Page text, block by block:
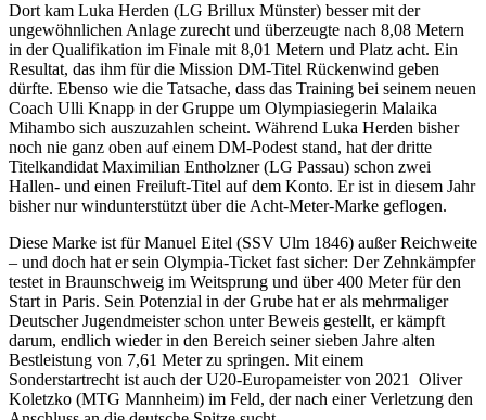
Dort kam Luka Herden (LG Brillux Münster) besser mit der
ungewöhnlichen Anlage zurecht und überzeugte nach 8,08 Metern
in der Qualifikation im Finale mit 8,01 Metern und Platz acht. Ein
Resultat, das ihm für die Mission DM-Titel Rückenwind geben
dürfte. Ebenso wie die Tatsache, dass das Training bei seinem neuen
Coach Ulli Knapp in der Gruppe um Olympiasiegerin Malaika
Mihambo sich auszuzahlen scheint. Während Luka Herden bisher
noch nie ganz oben auf einem DM-Podest stand, hat der dritte
Titelkandidat Maximilian Entholzner (LG Passau) schon zwei
Hallen- und einen Freiluft-Titel auf dem Konto. Er ist in diesem Jahr
bisher nur windunterstützt über die Acht-Meter-Marke geflogen.
Diese Marke ist für Manuel Eitel (SSV Ulm 1846) außer Reichweite
– und doch hat er sein Olympia-Ticket fast sicher: Der Zehnkämpfer
testet in Braunschweig im Weitsprung und über 400 Meter für den
Start in Paris. Sein Potenzial in der Grube hat er als mehrmaliger
Deutscher Jugendmeister schon unter Beweis gestellt, er kämpft
darum, endlich wieder in den Bereich seiner sieben Jahre alten
Bestleistung von 7,61 Meter zu springen. Mit einem
Sonderstartrecht ist auch der U20-Europameister von 2021 Oliver
Koletzko (MTG Mannheim) im Feld, der nach einer Verletzung den